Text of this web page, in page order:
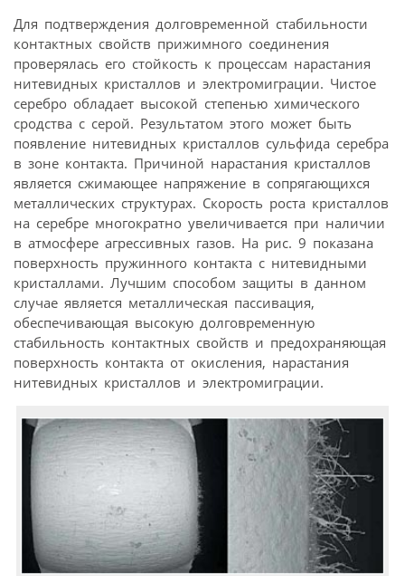
Для подтверждения долговременной стабильности
контактных свойств прижимного соединения
проверялась его стойкость к процессам нарастания
нитевидных кристаллов и электромиграции. Чистое
серебро обладает высокой степенью химического
сродства с серой. Результатом этого может быть
появление нитевидных кристаллов сульфида серебра
в зоне контакта. Причиной нарастания кристаллов
является сжимающее напряжение в сопрягающихся
металлических структурах. Скорость роста кристаллов
на серебре многократно увеличивается при наличии
в атмосфере агрессивных газов. На рис. 9 показана
поверхность пружинного контакта с нитевидными
кристаллами. Лучшим способом защиты в данном
случае является металлическая пассивация,
обеспечивающая высокую долговременную
стабильность контактных свойств и предохраняющая
поверхность контакта от окисления, нарастания
нитевидных кристаллов и электромиграции.